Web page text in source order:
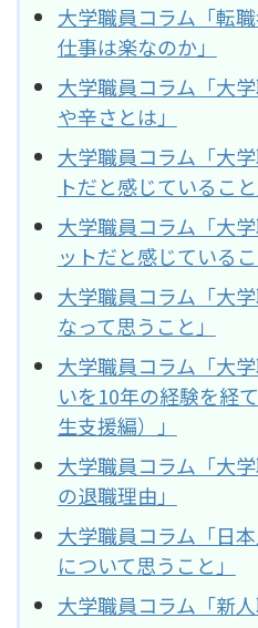
大学職員コラム「転
仕事は楽なのか」
大学職員コラム「大
や辛さとは」
大学職員コラム「大
トだと感じていること
大学職員コラム「大
ットだと感じているこ
大学職員コラム「大
なって思うこと」
大学職員コラム「大
いを10年の経験を経
生支援編）」
大学職員コラム「大
の退職理由」
大学職員コラム「日
について思うこと」
大学職員コラム「新